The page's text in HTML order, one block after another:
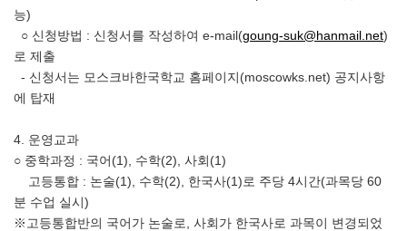
능)
○ 신청방법 : 신청서를 작성하여 e-mail(goung-suk@hanmail.net)
로 제출
- 신청서는 모스크바한국학교 홈페이지(moscowks.net) 공지사항
에 탑재
4. 운영교과
○ 중학과정 : 국어(1), 수학(2), 사회(1)
고등통합 : 논술(1), 수학(2), 한국사(1)로 주당 4시간(과목당 60
분 수업 실시)
※고등통합반의 국어가 논술로, 사회가 한국사로 과목이 변경되었